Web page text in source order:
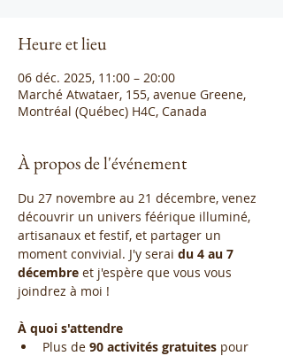
Heure et lieu
06 déc. 2025, 11:00 – 20:00
Marché Atwataer, 155, avenue Greene,
Montréal (Québec) H4C, Canada
À propos de l'événement
Du 27 novembre au 21 décembre, venez
découvrir un univers féérique illuminé,
artisanaux et festif, et partager un
moment convivial. J'y serai du 4 au 7
décembre et j'espère que vous vous
joindrez à moi !
À quoi s'attendre
Plus de 90 activités gratuites pour